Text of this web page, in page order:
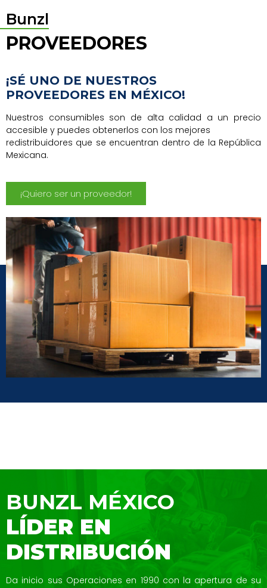
Bunzl
PROVEEDORES
¡SÉ UNO DE NUESTROS
PROVEEDORES EN MÉXICO!
Nuestros consumibles son de alta calidad a un precio
accesible y puedes obtenerlos con los mejores
redistribuidores que se encuentran dentro de la República
Mexicana.
¡Quiero ser un proveedor!
BUNZL MÉXICO
LÍDER EN
DISTRIBUCIÓN
Da inicio sus Operaciones en 1990 con la apertura de su